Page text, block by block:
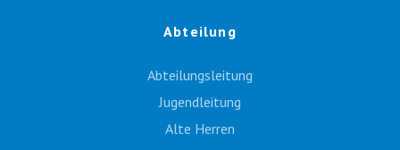
Abteilung
Abteilungsleitung
Jugendleitung
Alte Herren